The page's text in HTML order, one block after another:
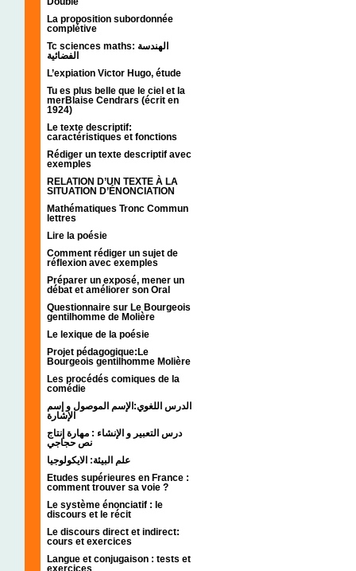
La proposition subordonnée
complétive
Tc sciences maths: الهندسة
الفضائية
L’expiation Victor Hugo, étude
Tu es plus belle que le ciel et la
merBlaise Cendrars (écrit en
1924)
Le texte descriptif:
caractéristiques et fonctions
Rédiger un texte descriptif avec
exemples
RELATION D’UN TEXTE À LA
SITUATION D’ÉNONCIATION
Mathématiques Tronc Commun
lettres
Lire la poésie
Comment rédiger un sujet de
réflexion avec exemples
Préparer un exposé, mener un
débat et améliorer son Oral
Questionnaire sur Le Bourgeois
gentilhomme de Molière
Le lexique de la poésie
Projet pédagogique:Le
Bourgeois gentilhomme Molière
Les procédés comiques de la
comédie
الدرس اللغوي:الإسم الموصول و إسم
الإشارة
درس التعبير و الإنشاء : مهارة إنتاج
نص حجاجي
علم البيئة: الايكولوجيا
Etudes supérieures en France :
comment trouver sa voie ?
Le système énonciatif : le
discours et le récit
Le discours direct et indirect:
cours et exercices
Langue et conjugaison : tests et
exercices